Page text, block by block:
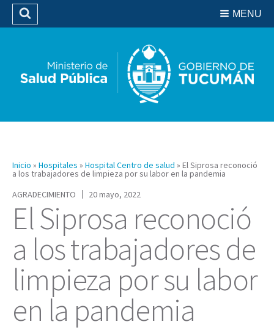
Biblioteca
MENU
Buscar
Inicio » Hospitales » Hospital Centro de salud » El Siprosa reconoció
a los trabajadores de limpieza por su labor en la pandemia
AGRADECIMIENTO
20 mayo, 2022
El Siprosa reconoció
a los trabajadores de
limpieza por su labor
en la pandemia